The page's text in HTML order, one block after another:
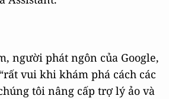
người phát ngôn của Google,
vui khi khám phá cách các
tôi nâng cấp trợ lý ảo và